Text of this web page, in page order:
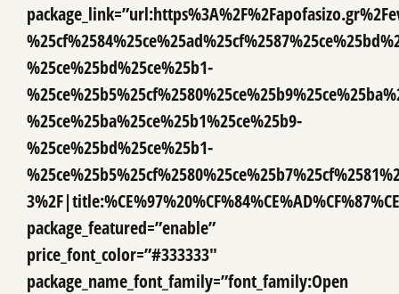
%25ce%25bd%25ce%25b1-
%25ce%25ba%25ce%25b1%25ce%25b9-
%25ce%25bd%25ce%25b1-
package_featured=”enable”
price_font_color=”#333333″
package_name_font_family=”font_family:Open